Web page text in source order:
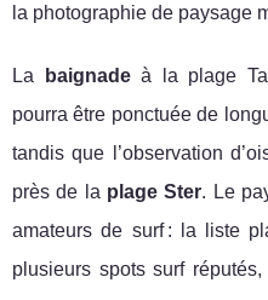
la photographie de paysage
La baignadeà la plage
pourra être ponctuée de
tandis que l’observation
près de la plage Ster. Le
amateurs de surf : la liste
plusieurs spots surf